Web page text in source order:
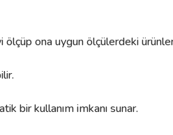
ölçüp ona uygun ölçülerdeki
bir kullanım imkanı sunar.